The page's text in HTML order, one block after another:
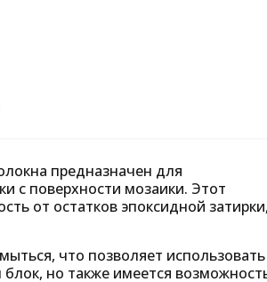
предназначен для
с поверхности мозаики. Этот
от остатков эпоксидной затирки,
что позволяет использовать
но также имеется